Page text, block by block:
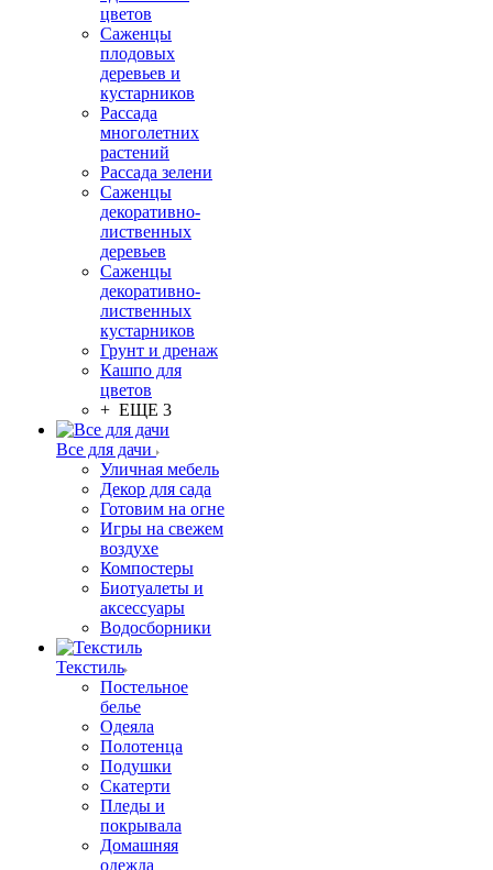
цветов
Саженцы
плодовых
деревьев и
кустарников
Рассада
многолетних
растений
Рассада зелени
Саженцы
декоративно-
лиственных
деревьев
Саженцы
декоративно-
лиственных
кустарников
Грунт и дренаж
Кашпо для
цветов
+ ЕЩЕ 3
Все для дачи
Уличная мебель
Декор для сада
Готовим на огне
Игры на свежем
воздухе
Компостеры
Биотуалеты и
аксессуары
Водосборники
Текстиль
Постельное
белье
Одеяла
Полотенца
Подушки
Скатерти
Пледы и
покрывала
Домашняя
одежда